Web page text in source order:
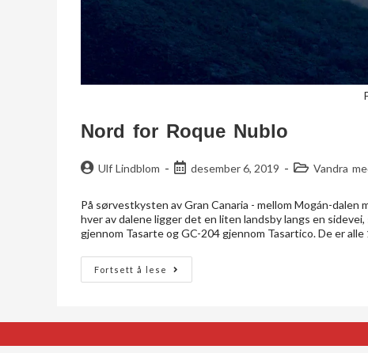
Nord for Roque Nublo
Ulf Lindblom desember 6, 2019 Vandra
På sørvestkysten av Gran Canaria - mellom Mogán-
hver av dalene ligger det en liten landsby langs en
gjennom Tasarte og GC-204 gjennom Tasartico. De er
Fortsett å lese